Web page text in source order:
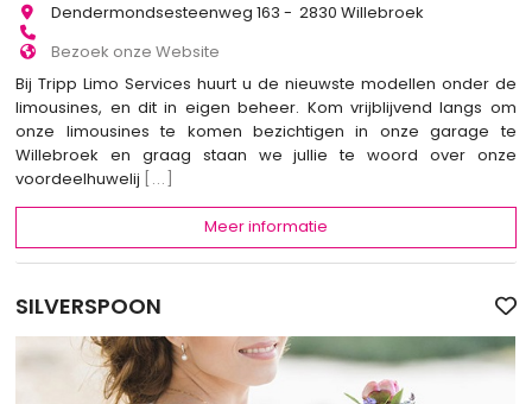
Dendermondsesteenweg 163 - 2830 Willebroek
Bezoek onze Website
Bij Tripp Limo Services huurt u de nieuwste modellen onder de
limousines, en dit in eigen beheer. Kom vrijblijvend langs om
onze limousines te komen bezichtigen in onze garage te
Willebroek en graag staan we jullie te woord over onze
voordeelhuwelij [...]
Meer informatie
SILVERSPOON